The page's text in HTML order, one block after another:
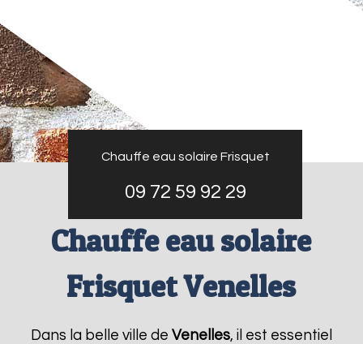
Chauffe eau solaire Frisquet
09 72 59 92 29
Chauffe eau solaire
Frisquet Venelles
Dans la belle ville de Venelles, il est essentiel